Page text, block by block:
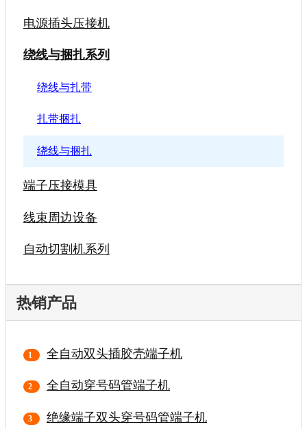
电源插头压接机
绕线与捆扎系列
绕线与扎带
扎带捆扎
绕线与捆扎
端子压接模具
线束周边设备
自动切割机系列
热销产品
全自动双头插胶壳端子机
全自动穿号码管端子机
绝缘端子双头穿号码管端子机